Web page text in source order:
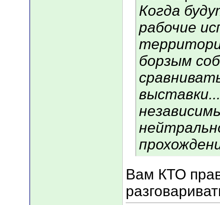
Когда
рабочие
борзым
Вам КТО